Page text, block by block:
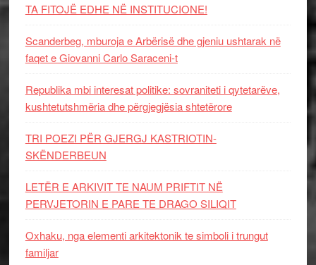
TA FITOJË EDHE NË INSTITUCIONE!
Scanderbeg, mburoja e Arbërisë dhe gjeniu ushtarak në
faqet e Giovanni Carlo Saraceni-t
Republika mbi interesat politike: sovraniteti i qytetarëve,
kushtetutshmëria dhe përgjegjësia shtetërore
TRI POEZI PËR GJERGJ KASTRIOTIN-
SKËNDERBEUN
LETËR E ARKIVIT TE NAUM PRIFTIT NË
PERVJETORIN E PARE TE DRAGO SILIQIT
Oxhaku, nga elementi arkitektonik te simboli i trungut
familjar